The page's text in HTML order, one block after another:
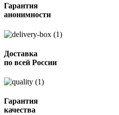
Гарантия
анонимности
Доставка
по всей России
Гарантия
качества